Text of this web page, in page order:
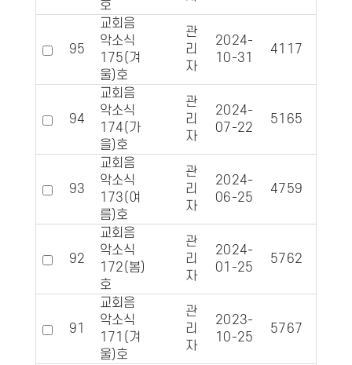
호
95
교회음
악소식
175(겨
울)호
관
리
자
2024-
10-31
4117
94
교회음
악소식
174(가
을)호
관
리
자
2024-
07-22
5165
93
교회음
악소식
173(여
름)호
관
리
자
2024-
06-25
4759
92
교회음
악소식
172(봄)
호
관
리
자
2024-
01-25
5762
91
교회음
악소식
171(겨
울)호
관
리
자
2023-
10-25
5767